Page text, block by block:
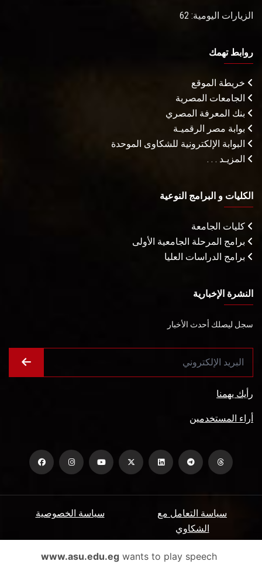
الزيارات اليومية: 62
روابط تهمك
خريطة الموقع
الجامعات المصرية
بنك المعرفة المصري
بوابة مصر الرقميـة
البوابة الإلكترونية للشكاوى الموحدة
المزيـد . . .
الكليات و البرامج النوعية
كليات الجامعة
برامج المرحلة الجامعية الأولى
برامج الدراسات العليا
النشرة الإخبارية
سجل ليصلك أحدث الأخبار
رأيك يهمنا
أراء المستخدمين
سياسة الخصوصية
سياسة التعامل مع
الشكاوي
الأسئلة الشائعة ميثاق المتعاملين www.asu.edu.egwants to play speech